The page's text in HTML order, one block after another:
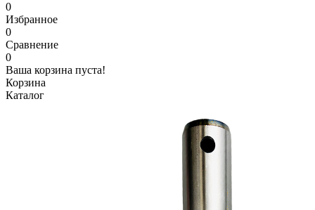
0
Избранное
0
Сравнение
0
Ваша корзина пуста!
Корзина
Каталог